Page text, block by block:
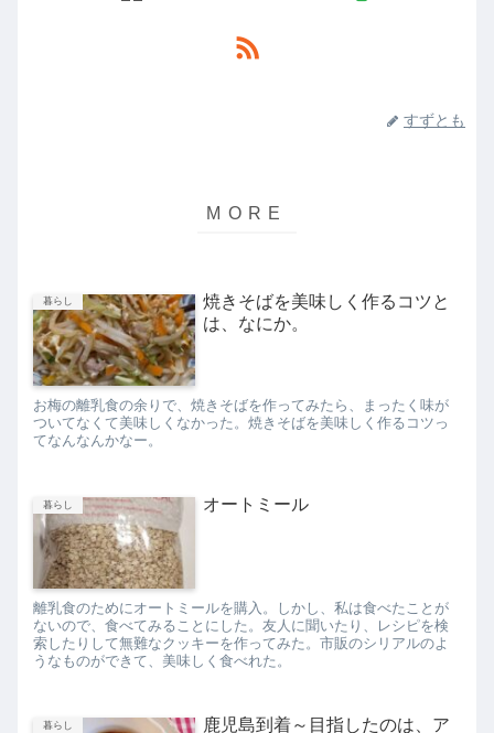
すずとも
暮らし
焼きそばを美味しく作るコツと
は、なにか。
お梅の離乳食の余りで、焼きそばを作ってみたら、まったく味が
ついてなくて美味しくなかった。焼きそばを美味しく作るコツっ
てなんなんかなー。
暮らし オートミール
離乳食のためにオートミールを購入。しかし、私は食べたことが
ないので、食べてみることにした。友人に聞いたり、レシピを検
索したりして無難なクッキーを作ってみた。市販のシリアルのよ
うなものができて、美味しく食べれた。
暮らし
鹿児島到着～目指したのは、ア